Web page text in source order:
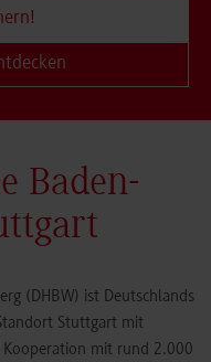
Baden-
(DHBW) ist Deutschlands
Stuttgart mit
Kooperation mit rund 2.000